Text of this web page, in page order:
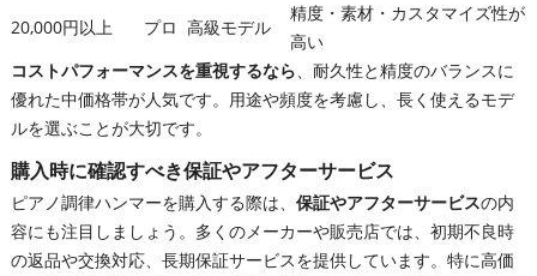
20,000円以上 プロ 高級モデル
精度・素材・カスタマイズ性が
高い
コストパフォーマンスを重視するなら、耐久性と精度のバランスに
優れた中価格帯が人気です。用途や頻度を考慮し、長く使えるモデ
ルを選ぶことが大切です。
購入時に確認すべき保証やアフターサービス
ピアノ調律ハンマーを購入する際は、 保証やアフターサービスの内
容にも注目しましょう。多くのメーカーや販売店では、初期不良時
の返品や交換対応、長期保証サービスを提供しています。特に高価